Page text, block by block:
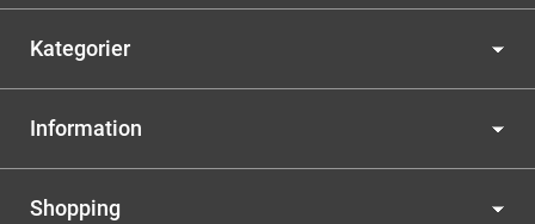
Kategorier
Information
Shopping